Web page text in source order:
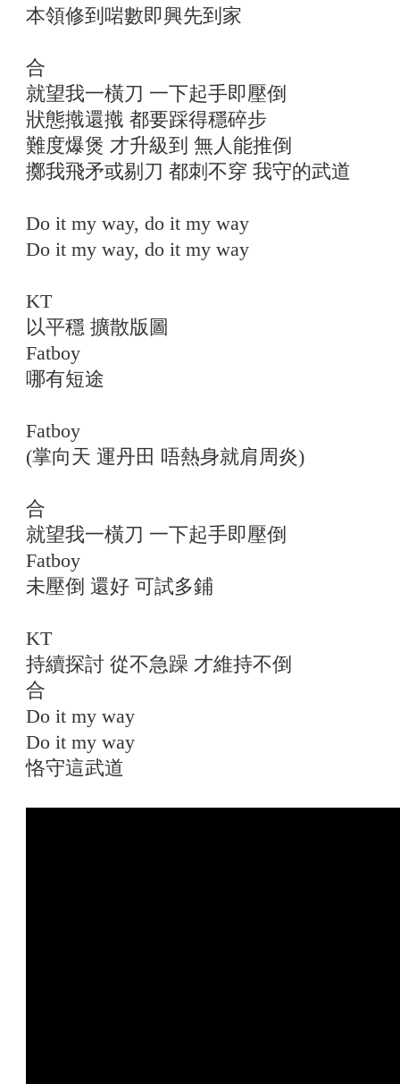
本領修到啱數即興先到家
合
就望我一橫刀 一下起手即壓倒
狀態撠還撠 都要踩得穩碎步
難度爆煲 才升級到 無人能推倒
擲我飛矛或剔刀 都刺不穿 我守的武道
Do it my way, do it my way
Do it my way, do it my way
KT
以平穩 擴散版圖
Fatboy
哪有短途
Fatboy
(掌向天 運丹田 唔熱身就肩周炎)
合
就望我一橫刀 一下起手即壓倒
Fatboy
未壓倒 還好 可試多鋪
KT
持續探討 從不急躁 才維持不倒
合
Do it my way
Do it my way
恪守這武道